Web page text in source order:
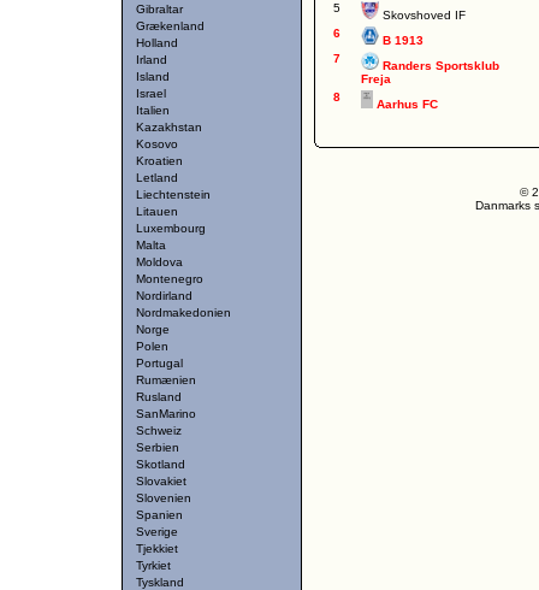
Gibraltar
Grækenland
Holland
Irland
Island
Israel
Italien
Kazakhstan
Kosovo
Kroatien
Letland
Liechtenstein
Litauen
Luxembourg
Malta
Moldova
Montenegro
Nordirland
Nordmakedonien
Norge
Polen
Portugal
Rumænien
Rusland
SanMarino
Schweiz
Serbien
Skotland
Slovakiet
Slovenien
Spanien
Sverige
Tjekkiet
Tyrkiet
Tyskland
5
Skovshoved IF
6
B 1913
7
Randers Sportsklub
Freja
8
Aarhus FC
©
Danmarks